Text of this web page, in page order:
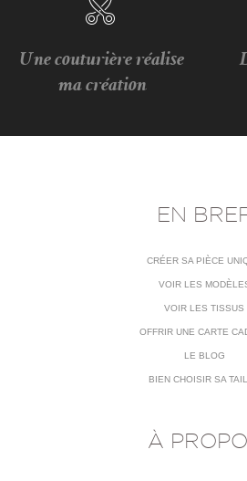
Une couturière réalise
ma création
EN
CRÉER SA PIÈCE
VOIR LES
VOIR LES TISSUS
OFFRIR UNE CARTE
LE BLOG
BIEN CHOISIR SA
À